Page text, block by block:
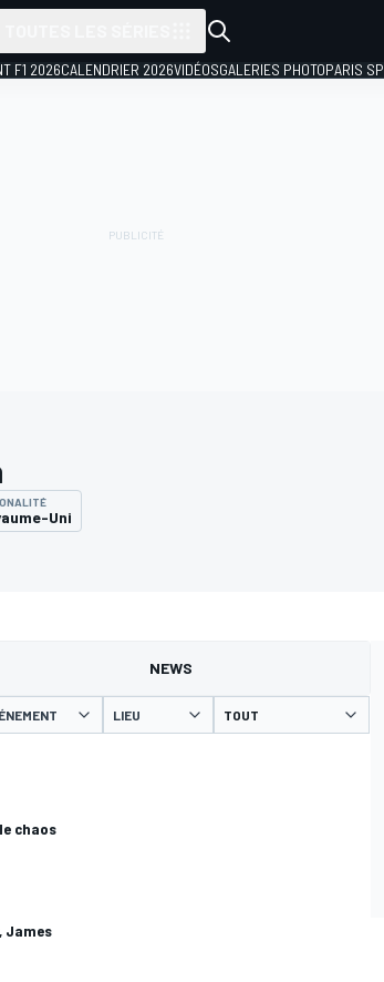
F1 2026CALENDRIER 2026VIDÉOSGALERIES PHOTOPARIS
Uni
NEWS
LIEU
chaos
James